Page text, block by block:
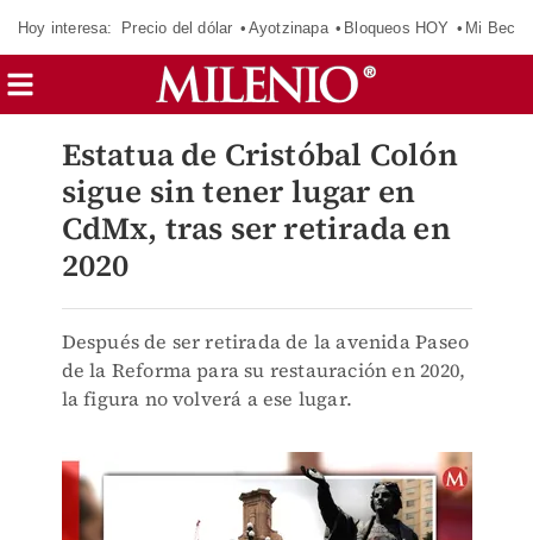
Hoy interesa: Precio del dólar Ayotzinapa Bloqueos HOY Mi Beca
Estatua de Cristóbal Colón
sigue sin tener lugar en
CdMx, tras ser retirada en
2020
Después de ser retirada de la avenida Paseo
de la Reforma para su restauración en 2020,
la figura no volverá a ese lugar.